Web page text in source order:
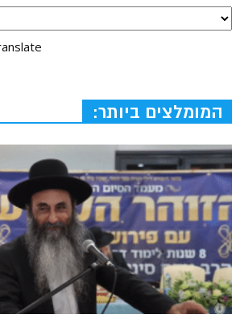
המומלצים ביותר: